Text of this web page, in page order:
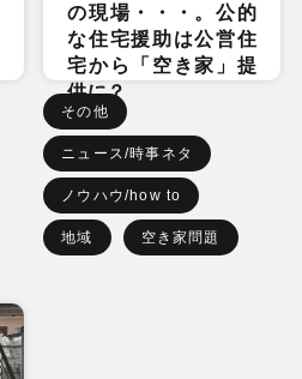
の現場・・・。公的
な住宅援助は公営住
宅から「空き家」提
供に？
その他
ニュース/時事ネタ
ノウハウ/how to
地域 空き家問題